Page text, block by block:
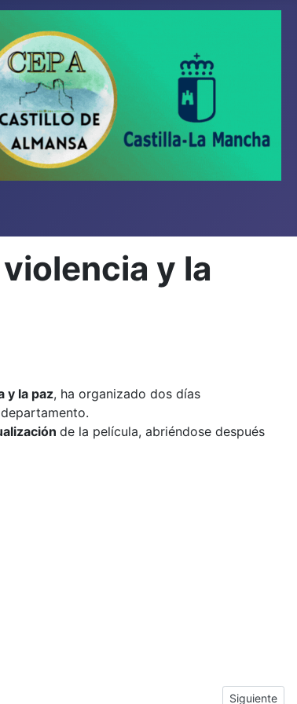
y la
y la paz, ha organizado dos días
de la película, abriéndose después
Next article:
Siguiente